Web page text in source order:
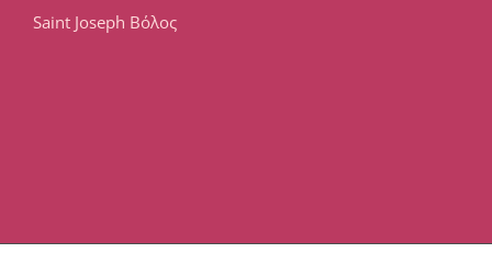
Saint Joseph Βόλος